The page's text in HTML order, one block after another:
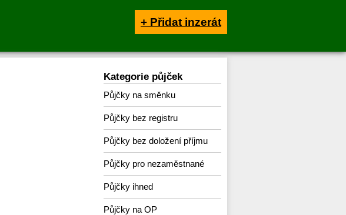
+ Přidat inzerát
Kategorie půjček
Půjčky na směnku
Půjčky bez registru
Půjčky bez doložení příjmu
Půjčky pro nezaměstnané
Půjčky ihned
Půjčky na OP